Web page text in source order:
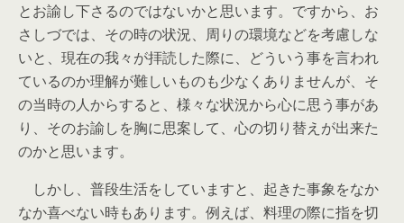
とお諭し下さるのではないかと思います。ですから、お
さしづでは、その時の状況、周りの環境などを考慮しな
いと、現在の我々が拝読した際に、どういう事を言われ
ているのか理解が難しいものも少なくありませんが、そ
の当時の人からすると、様々な状況から心に思う事があ
り、そのお諭しを胸に思案して、心の切り替えが出来た
のかと思います。
しかし、普段生活をしていますと、起きた事象をなか
なか喜べない時もあります。例えば、料理の際に指を切